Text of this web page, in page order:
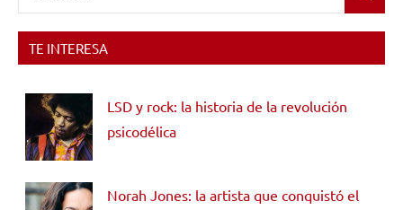
TE INTERESA
LSD y rock: la historia de la revolución
psicodélica
Norah Jones: la artista que conquistó el